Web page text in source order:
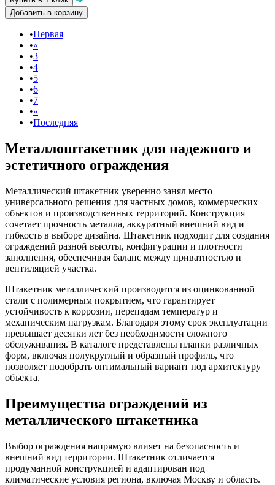
Добавить в корзину
Первая
«
3
4
5
6
7
»
Последняя
Металлоштакетник для надежного и
эстетичного ограждения
Металлический штакетник уверенно занял место
универсального решения для частных домов, коммерческих
объектов и производственных территорий. Конструкция
сочетает прочность металла, аккуратный внешний вид и
гибкость в выборе дизайна. Штакетник подходит для создания
ограждений разной высоты, конфигурации и плотности
заполнения, обеспечивая баланс между приватностью и
вентиляцией участка.
Штакетник металлический производится из оцинкованной
стали с полимерным покрытием, что гарантирует
устойчивость к коррозии, перепадам температур и
механическим нагрузкам. Благодаря этому срок эксплуатации
превышает десятки лет без необходимости сложного
обслуживания. В каталоге представлены планки различных
форм, включая полукруглый и образный профиль, что
позволяет подобрать оптимальный вариант под архитектуру
объекта.
Преимущества ограждений из
металлического штакетника
Выбор ограждения напрямую влияет на безопасность и
внешний вид территории. Штакетник отличается
продуманной конструкцией и адаптирован под
климатические условия региона, включая Москву и область.